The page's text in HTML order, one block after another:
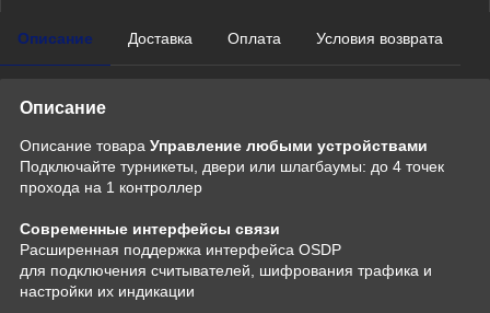
Описание Доставка Оплата Условия возврата
Описание
Описание товара Управление любыми устройствами
Подключайте турникеты, двери или шлагбаумы: до 4 точек
прохода на 1 контроллер
Современные интерфейсы связи
Расширенная поддержка интерфейса OSDP
для подключения считывателей, шифрования трафика и
настройки их индикации